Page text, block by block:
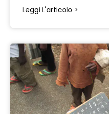
Leggi L'articolo >